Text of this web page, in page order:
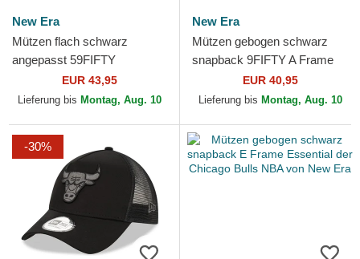
New Era
Mützen flach schwarz
angepasst 59FIFTY
Statement der Chicago Bulls
NBA von New Era
EUR 43,95
Lieferung bis Montag, Aug. 10
New Era
Mützen gebogen schwarz
snapback 9FIFTY A Frame
Precurved Hardwood
Classics der Chicago Bulls
EUR 40,95
Lieferung bis Montag, Aug. 10
-30%